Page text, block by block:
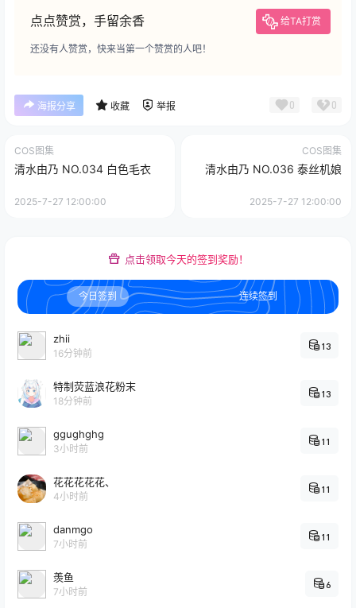
点点赞赏，手留余香 给TA打赏
还没有人赞赏，快来当第一个赞赏的人吧！
海报分享 收藏 举报 0 0
COS图集
清水由乃 NO.034 白色毛衣
2025-7-27 12:00:00
COS图集
清水由乃 NO.036 泰丝机娘
2025-7-27 12:00:00
点击领取今天的签到奖励！
今日签到 连续签到
zhii
16分钟前
13
特制荧蓝浪花粉末
18分钟前
13
ggughghg
3小时前
11
花花花花花、
4小时前
11
danmgo
7小时前
11
羡鱼
7小时前
6